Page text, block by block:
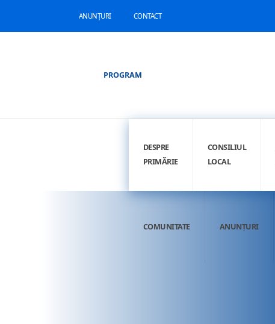
ANUNȚURI CONTACT
PROGRAM
DESPRE
PRIMĂRIE
CONSILIUL
LOCAL
COMUNITATE ANUNȚURI